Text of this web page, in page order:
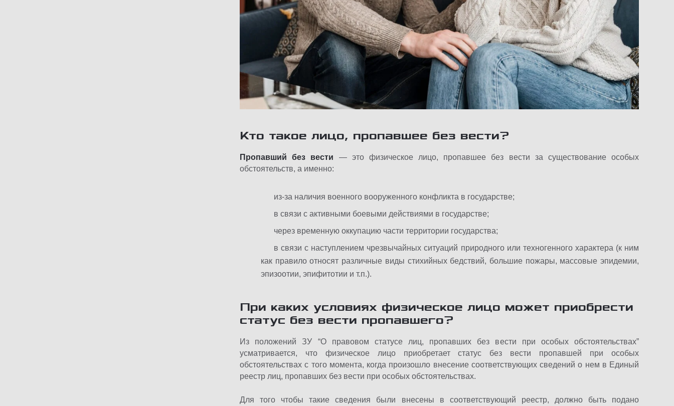
Кто такое лицо, пропавшее без вести?
Пропавший без вести — это физическое лицо, пропавшее без вести за существование особых
обстоятельств, а именно:
из-за наличия военного вооруженного конфликта в государстве;
в связи с активными боевыми действиями в государстве;
через временную оккупацию части территории государства;
в связи с наступлением чрезвычайных ситуаций природного или техногенного характера (к ним
как правило относят различные виды стихийных бедствий, большие пожары, массовые эпидемии,
эпизоотии, эпифитотии и т.п.).
При каких условиях физическое лицо может приобрести
статус без вести пропавшего?
Из положений ЗУ “О правовом статусе лиц, пропавших без вести при особых обстоятельствах”
усматривается, что физическое лицо приобретает статус без вести пропавшей при особых
обстоятельствах с того момента, когда произошло внесение соответствующих сведений о нем в Единый
реестр лиц, пропавших без вести при особых обстоятельствах.
Для того чтобы такие сведения были внесены в соответствующий реестр, должно быть подано